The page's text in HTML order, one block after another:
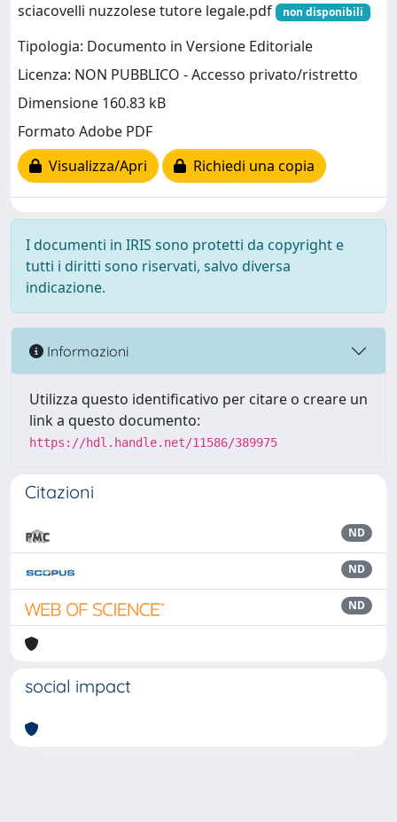
sciacovelli nuzzolese tutore legale.pdf
non disponibili
Tipologia: Documento in Versione Editoriale
Licenza: NON PUBBLICO - Accesso privato/ristretto
Dimensione 160.83 kB
Formato Adobe PDF
Visualizza/Apri
Richiedi una copia
I documenti in IRIS sono protetti da copyright e
tutti i diritti sono riservati, salvo diversa
indicazione.
Informazioni
Utilizza questo identificativo per citare o creare un
link a questo documento:
https://hdl.handle.net/11586/389975
Citazioni
ND
ND
ND
social impact